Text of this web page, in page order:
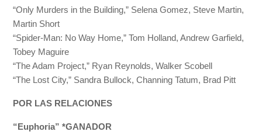
“Only Murders in the Building,” Selena Gomez, Steve Martin,
Martin Short
“Spider-Man: No Way Home,” Tom Holland, Andrew Garfield,
Tobey Maguire
“The Adam Project,” Ryan Reynolds, Walker Scobell
“The Lost City,” Sandra Bullock, Channing Tatum, Brad Pitt
POR LAS RELACIONES
“Euphoria” *GANADOR